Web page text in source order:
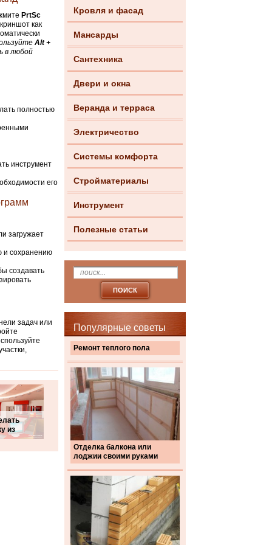
Кровля и фасад
Мансарды
Сантехника
Двери и окна
Веранда и терраса
Электричество
Системы комфорта
Стройматериалы
Инструмент
Полезные статьи
Популярные советы
Ремонт теплого пола
Отделка балкона или
лоджии своими руками
PrtSc
как
Alt +
в любой
полностью
инструмент
его
загружает
и сохранению
создавать
задач или
из